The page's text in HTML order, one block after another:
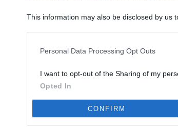
This information may also be disclosed by us
Personal Data Processing Opt Outs
I want to opt-out of the Sharing of my
Opted In
CONFIRM